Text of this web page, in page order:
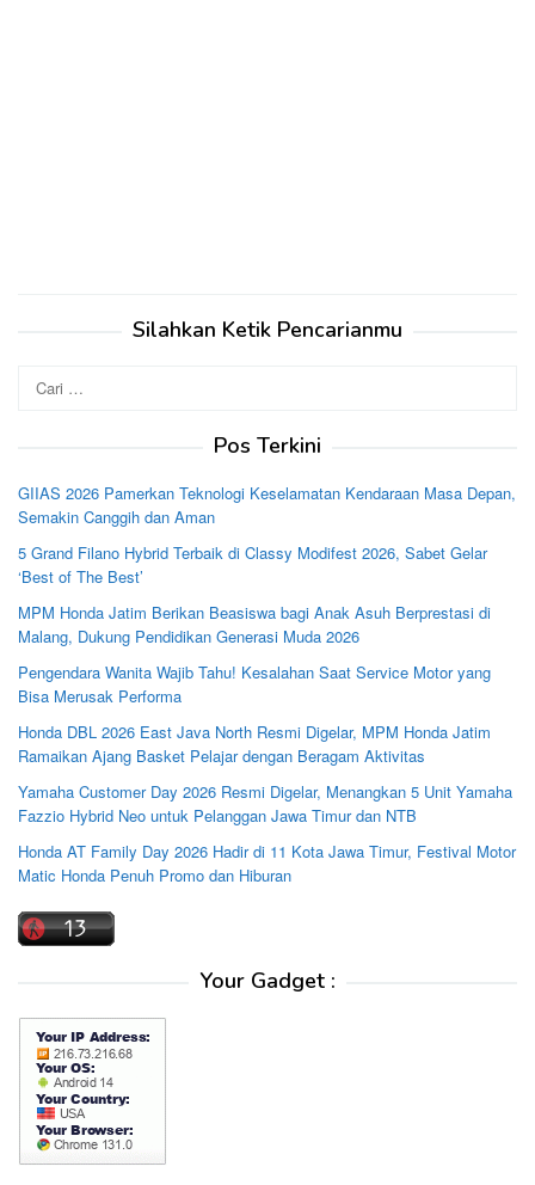
Silahkan Ketik Pencarianmu
untuk:
Pos Terkini
GIIAS 2026 Pamerkan Teknologi Keselamatan Kendaraan Masa Depan,
Semakin Canggih dan Aman
5 Grand Filano Hybrid Terbaik di Classy Modifest 2026, Sabet Gelar
‘Best of The Best’
MPM Honda Jatim Berikan Beasiswa bagi Anak Asuh Berprestasi di
Malang, Dukung Pendidikan Generasi Muda 2026
Pengendara Wanita Wajib Tahu! Kesalahan Saat Service Motor yang
Bisa Merusak Performa
Honda DBL 2026 East Java North Resmi Digelar, MPM Honda Jatim
Ramaikan Ajang Basket Pelajar dengan Beragam Aktivitas
Yamaha Customer Day 2026 Resmi Digelar, Menangkan 5 Unit Yamaha
Fazzio Hybrid Neo untuk Pelanggan Jawa Timur dan NTB
Honda AT Family Day 2026 Hadir di 11 Kota Jawa Timur, Festival Motor
Matic Honda Penuh Promo dan Hiburan
Your Gadget :